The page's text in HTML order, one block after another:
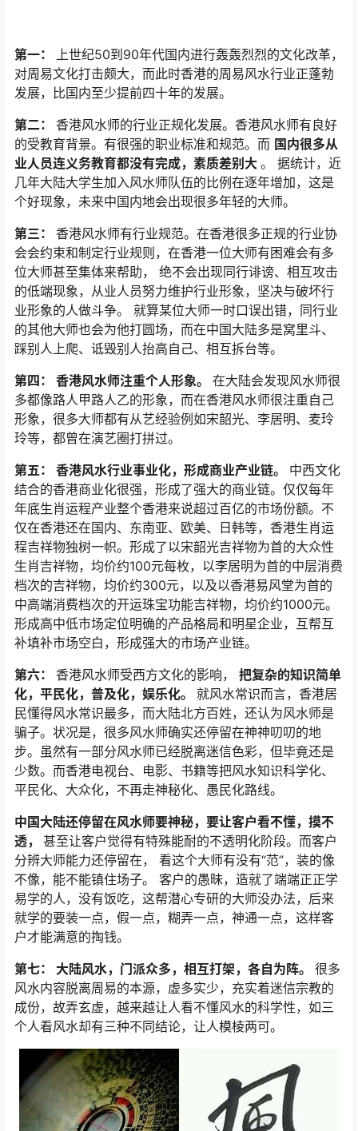
第一： 上世纪50到90年代国内进行轰轰烈烈的文化改革，
对周易文化打击颇大，而此时香港的周易风水行业正蓬勃
发展，比国内至少提前四十年的发展。
第二： 香港风水师的行业正规化发展。香港风水师有良好
的受教育背景。有很强的职业标准和规范。而 国内很多从
业人员连义务教育都没有完成，素质差别大 。 据统计，近
几年大陆大学生加入风水师队伍的比例在逐年增加，这是
个好现象，未来中国内地会出现很多年轻的大师。
第三： 香港风水师有行业规范。在香港很多正规的行业协
会会约束和制定行业规则，在香港一位大师有困难会有多
位大师甚至集体来帮助， 绝不会出现同行诽谤、相互攻击
的低端现象，从业人员努力维护行业形象，坚决与破坏行
业形象的人做斗争。 就算某位大师一时口误出错，同行业
的其他大师也会为他打圆场，而在中国大陆多是窝里斗、
踩别人上爬、诋毁别人抬高自己、相互拆台等。
第四： 香港风水师注重个人形象。 在大陆会发现风水师很
多都像路人甲路人乙的形象，而在香港风水师很注重自己
形象，很多大师都有从艺经验例如宋韶光、李居明、麦玲
玲等，都曾在演艺圈打拼过。
第五： 香港风水行业事业化，形成商业产业链。 中西文化
结合的香港商业化很强，形成了强大的商业链。仅仅每年
年底生肖运程产业整个香港来说超过百亿的市场份额。不
仅在香港还在国内、东南亚、欧美、日韩等，香港生肖运
程吉祥物独树一帜。形成了以宋韶光吉祥物为首的大众性
生肖吉祥物，均价约100元每枚，以李居明为首的中层消费
档次的吉祥物，均价约300元，以及以香港易风堂为首的
中高端消费档次的开运珠宝功能吉祥物，均价约1000元。
形成高中低市场定位明确的产品格局和明星企业，互帮互
补填补市场空白，形成强大的市场产业链。
第六： 香港风水师受西方文化的影响， 把复杂的知识简单
化，平民化，普及化，娱乐化。 就风水常识而言，香港居
民懂得风水常识最多，而大陆北方百姓，还认为风水师是
骗子。状况是，很多风水师确实还停留在神神叨叨的地
步。虽然有一部分风水师已经脱离迷信色彩，但毕竟还是
少数。而香港电视台、电影、书籍等把风水知识科学化、
平民化、大众化，不再走神秘化、愚民化路线。
中国大陆还停留在风水师要神秘，要让客户看不懂，摸不
透， 甚至让客户觉得有特殊能耐的不透明化阶段。而客户
分辨大师能力还停留在， 看这个大师有没有“范”，装的像
不像，能不能镇住场子。 客户的愚昧，造就了端端正正学
易学的人，没有饭吃，这帮潜心专研的大师没办法，后来
就学的要装一点，假一点，糊弄一点，神通一点，这样客
户才能满意的掏钱。
第七： 大陆风水，门派众多，相互打架，各自为阵。 很多
风水内容脱离周易的本源，虚多实少，充实着迷信宗教的
成份，故弄玄虚，越来越让人看不懂风水的科学性，如三
个人看风水却有三种不同结论，让人模棱两可。